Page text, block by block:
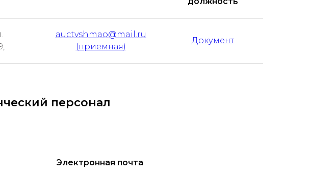
auctvshmao@mail.ru
(приемная)
Документ
персонал
Электронная почта